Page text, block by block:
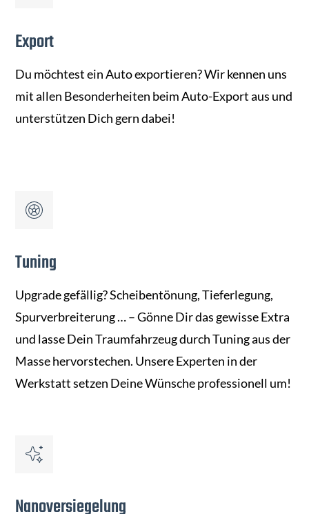
Export
Du möchtest ein Auto exportieren? Wir kennen uns
mit allen Besonderheiten beim Auto-Export aus und
unterstützen Dich gern dabei!
Tuning
Upgrade gefällig? Scheibentönung, Tieferlegung,
Spurverbreiterung … – Gönne Dir das gewisse Extra
und lasse Dein Traumfahrzeug durch Tuning aus der
Masse hervorstechen. Unsere Experten in der
Werkstatt setzen Deine Wünsche professionell um!
Nanoversiegelung